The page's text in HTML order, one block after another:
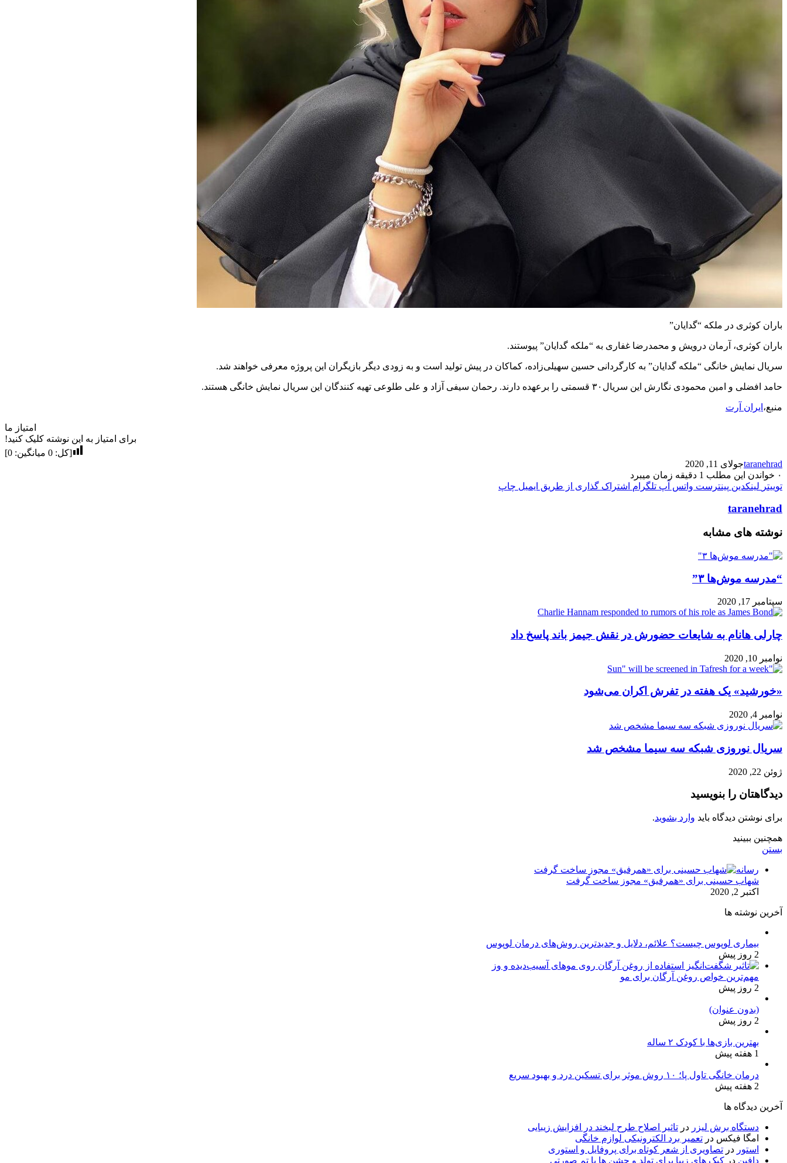
باران کوثری در ملکه “گدایان”
باران کوثری، آرمان درویش و محمدرضا غفاری به “ملکه گدایان” پیوستند.
سریال نمایش خانگی “ملکه گدایان” به کارگردانی حسین سهیلی‌زاده، کماکان در پیش تولید است و به زودی دیگر بازیگران این پروژه معرفی خواهند شد.
حامد افضلی و امین محمودی نگارش این سریال۳۰ قسمتی را برعهده دارند. رحمان سیفی آزاد و علی طلوعی تهیه کنندگان این سریال نمایش خانگی هستند.
منبع، ایران آرت
امتیاز ما
برای امتیاز به این نوشته کلیک کنید!
[کل: 0 میانگین: 0
]
taranehradجولای 11, 2020
۰ خواندن این مطلب 1 دقیقه زمان میبرد
توییتر لینکدین پینترست واتس آپ تلگرام اشتراک گذاری از طریق ایمیل چاپ
taranehrad
نوشته های مشابه
“مدرسه موش‌ها ۳”
سپتامبر 17, 2020
چارلی هانام به شایعات حضورش در نقش جیمز باند پاسخ داد
نوامبر 10, 2020
«خورشید» یک هفته در تفرش اکران می‌شود
نوامبر 4, 2020
سریال نوروزی شبکه سه سیما مشخص شد
ژوئن 22, 2020
دیدگاهتان را بنویسید
برای نوشتن دیدگاه باید وارد بشوید.
همچنین ببینید
بستن
رسانه
شهاب حسینی برای «همرفیق» مجوز ساخت گرفت
اکتبر 2, 2020
آخرین نوشته ها
بیماری لوپوس چیست؟ علائم، دلایل و جدیدترین روش‌های درمان لوپوس
2 روز پیش
مهم‌ترین خواص روغن آرگان برای مو
2 روز پیش
(بدون عنوان)
2 روز پیش
بهترین بازی‌ها با کودک ۲ ساله
1 هفته پیش
درمان خانگی تاول پا؛ ۱۰ روش موثر برای تسکین درد و بهبود سریع
2 هفته پیش
آخرین دیدگاه ها
دستگاه برش لیزر در تاثیر اصلاح طرح لبخند در افزایش زیبایی
امگا فیکس در تعمیر برد الکترونیکی لوازم خانگی
استور در تصاویری از شعر کوتاه برای پروفایل و استوری
دافین در کیک های زیبا برای تولد و جشن ها با تم صورتی